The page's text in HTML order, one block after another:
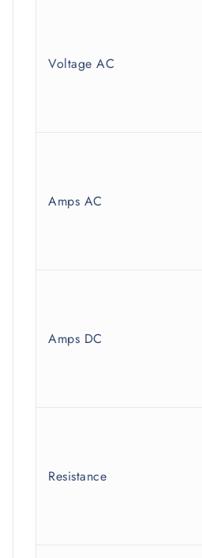
Voltage AC
Amps AC
Amps DC
Resistance